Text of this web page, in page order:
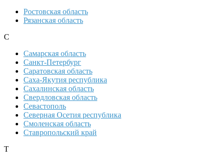
Ростовская область
Рязанская область
С
Самарская область
Санкт-Петербург
Саратовская область
Саха-Якутия республика
Сахалинская область
Свердловская область
Севастополь
Северная Осетия республика
Смоленская область
Ставропольский край
Т